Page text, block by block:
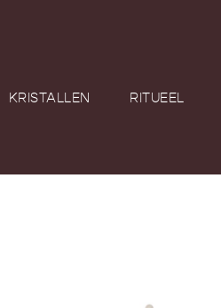
KRISTALLEN RITUEEL